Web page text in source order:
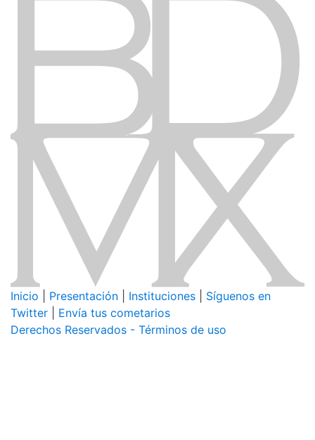
Inicio Presentación Instituciones
Síguenos en
Twitter
Envía tus cometarios
Derechos Reservados - Términos de uso